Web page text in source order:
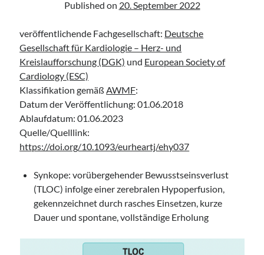
Assessment and Management in the Emergency Department“ der IAEM
acute respiratory failure“ der Polish Society of Anaesthesiology and
Intensive Therapy
Leitlinie „Management of Hypercalcaemia in Adult Patients in the
Emergency Department“ der IAEM
Leitlinie „Behavioural Emergencies in Emergency Departments“ der IFEM
Published on 20. September 2022
veröffentlichende Fachgesellschaft: Deutsche
Gesellschaft für Kardiologie – Herz- und
Kreislaufforschung (DGK) und European Society of
Cardiology (ESC)
Klassifikation gemäßAWMF:
Datum der Veröffentlichung: 01.06.2018
Ablaufdatum: 01.06.2023
Quelle/Quelllink:
https://doi.org/10.1093/eurheartj/ehy037
Synkope: vorübergehender Bewusstseinsverlust
(TLOC) infolge einer zerebralen Hypoperfusion,
gekennzeichnet durch rasches Einsetzen, kurze
Dauer und spontane, vollständige Erholung